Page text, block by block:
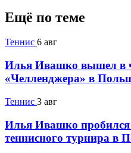
Ещё по теме
Теннис 6 авг
Илья Ивашко вышел в
«Челленджера» в
Теннис 3 авг
Илья Ивашко пробился
теннисного турнира в